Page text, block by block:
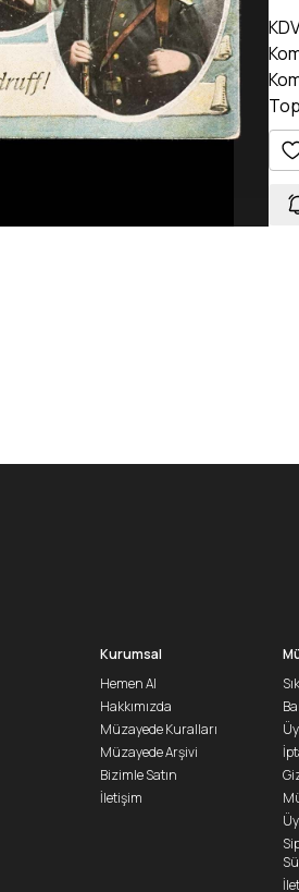
Kurumsal
Hemen Al
Hakkımızda
Müzayede Kuralları
Müzayede Arşivi
Bizimle Satın
İletişim